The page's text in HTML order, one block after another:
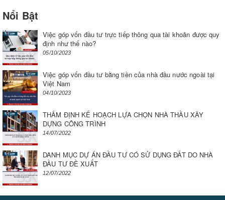
Nổi Bật
Việc góp vốn đầu tư trực tiếp thông qua tài khoản được quy
định như thế nào?
05/10/2023
Việc góp vốn đầu tư bằng tiền của nhà đầu nước ngoài tại
Việt Nam
04/10/2023
THẨM ĐỊNH KẾ HOẠCH LỰA CHỌN NHÀ THẦU XÂY
DỰNG CÔNG TRÌNH
14/07/2022
DANH MỤC DỰ ÁN ĐẦU TƯ CÓ SỬ DỤNG ĐẤT DO NHÀ
ĐẦU TƯ ĐỀ XUẤT
12/07/2022